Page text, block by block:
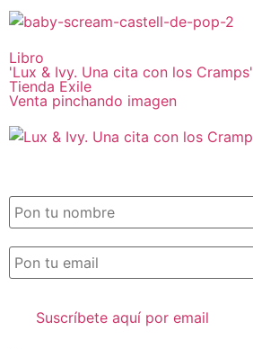
Libro
'Lux & Ivy. Una cita con los Cramps'
Tienda Exile
Venta pinchando imagen